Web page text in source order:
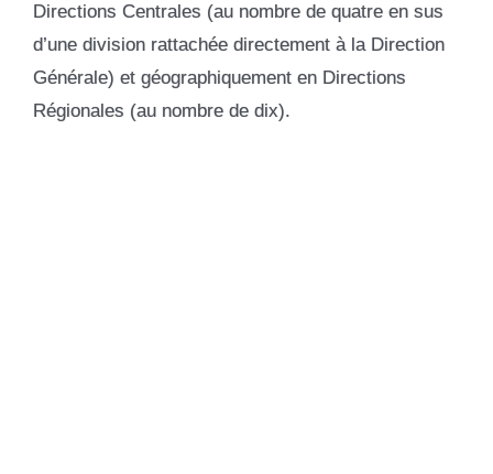
Directions Centrales (au nombre de quatre en sus
d’une division rattachée directement à la Direction
Générale) et géographiquement en Directions
Régionales (au nombre de dix).